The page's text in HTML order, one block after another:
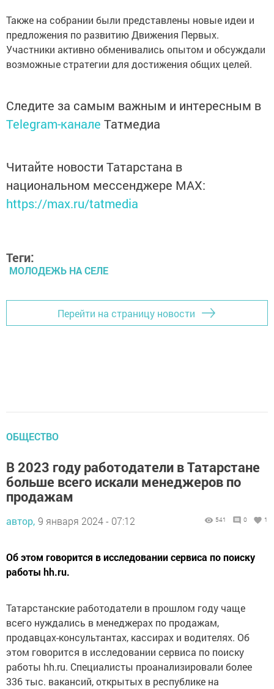
Также на собрании были представлены новые идеи и
предложения по развитию Движения Первых.
Участники активно обменивались опытом и обсуждали
возможные стратегии для достижения общих целей.
Следите за самым важным и интересным в
Telegram-канале Татмедиа
Читайте новости Татарстана в
национальном мессенджере MАХ:
https://max.ru/tatmedia
Теги:
МОЛОДЕЖЬ НА СЕЛЕ
Перейти на страницу новости
ОБЩЕСТВО
В 2023 году работодатели в Татарстане
больше всего искали менеджеров по
продажам
автор, 9 января 2024 - 07:12 541 0 1
Об этом говорится в исследовании сервиса по поиску
работы hh.ru.
Татарстанские работодатели в прошлом году чаще
всего нуждались в менеджерах по продажам,
продавцах-консультантах, кассирах и водителях. Об
этом говорится в исследовании сервиса по поиску
работы hh.ru. Специалисты проанализировали более
336 тыс. вакансий, открытых в республике на